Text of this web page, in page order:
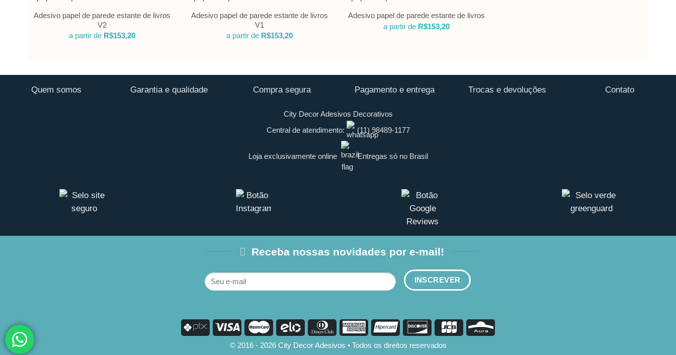
Adesivo papel de parede estante de livros
V2
a partir de R$153,20
Adesivo papel de parede estante de livros
V1
a partir de R$153,20
Adesivo papel de parede estante de livros
a partir de R$153,20
Quem somos Garantia e qualidade Compra segura Pagamento e entrega Trocas e devoluções Contato
City Decor Adesivos Decorativos
Central de atendimento:
(11) 98489-1177
Loja exclusivamente online Entregas só no Brasil
Receba nossas novidades por e-mail!
© 2016 - 2026 City Decor Adesivos • Todos os direitos reservados